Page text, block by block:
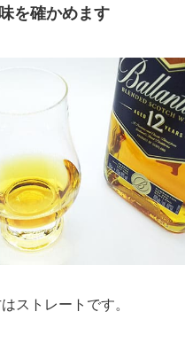
を確かめます
ストレートです。